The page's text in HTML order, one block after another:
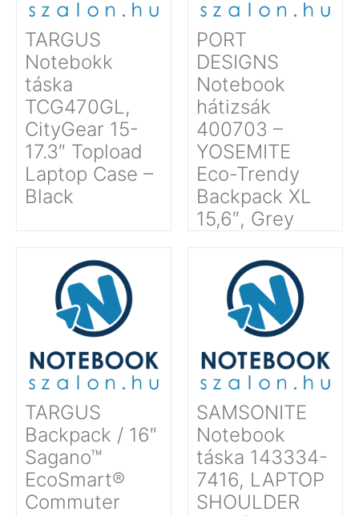
TARGUS
Notebokk
táska
TCG470GL,
CityGear 15-
17.3″ Topload
Laptop Case –
Black
PORT
DESIGNS
Notebook
hátizsák
400703 –
YOSEMITE
Eco-Trendy
Backpack XL
15,6″, Grey
TARGUS
Backpack / 16″
Sagano™
EcoSmart®
Commuter
SAMSONITE
Notebook
táska 143334-
7416, LAPTOP
SHOULDER